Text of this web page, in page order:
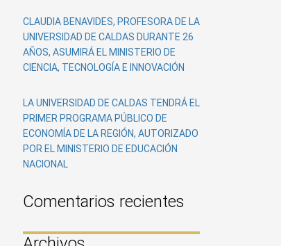
CLAUDIA BENAVIDES, PROFESORA DE LA
UNIVERSIDAD DE CALDAS DURANTE 26
AÑOS, ASUMIRÁ EL MINISTERIO DE
CIENCIA, TECNOLOGÍA E INNOVACIÓN
LA UNIVERSIDAD DE CALDAS TENDRÁ EL
PRIMER PROGRAMA PÚBLICO DE
ECONOMÍA DE LA REGIÓN, AUTORIZADO
POR EL MINISTERIO DE EDUCACIÓN
NACIONAL
Comentarios recientes